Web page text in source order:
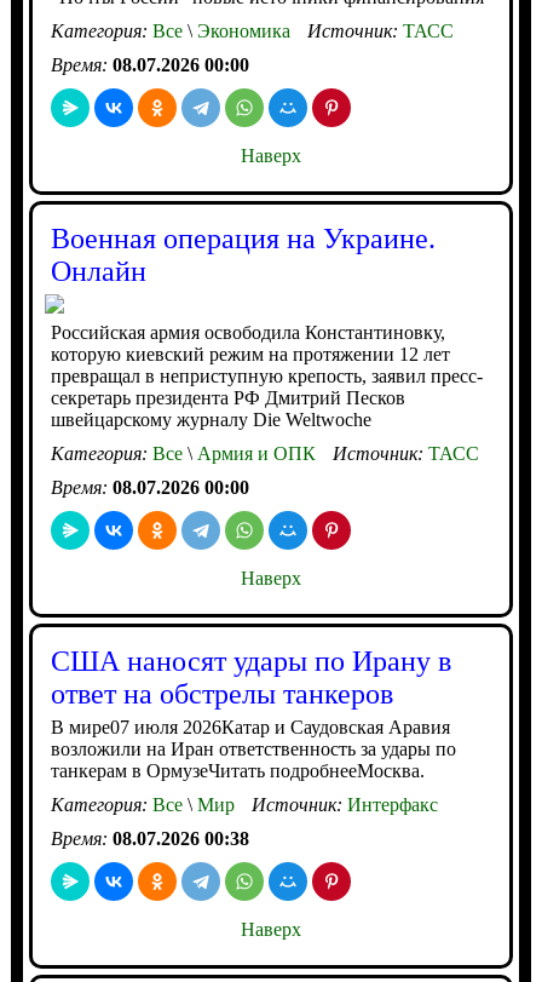
Категория: Все\Экономика Источник: ТАСС
Время: 08.07.2026 00:00
Наверх
Военная операция на Украине.
Онлайн
Российская армия освободила Константиновку,
которую киевский режим на протяжении 12 лет
превращал в неприступную крепость, заявил пресс-
секретарь президента РФ Дмитрий Песков
швейцарскому журналу Die Weltwoche
Категория: Все\Армия и ОПК Источник: ТАСС
Время: 08.07.2026 00:00
Наверх
США наносят удары по Ирану в
ответ на обстрелы танкеров
В мире07 июля 2026Катар и Саудовская Аравия
возложили на Иран ответственность за удары по
танкерам в ОрмузеЧитать подробнееМосква.
Категория: Все\Мир Источник: Интерфакс
Время: 08.07.2026 00:38
Наверх